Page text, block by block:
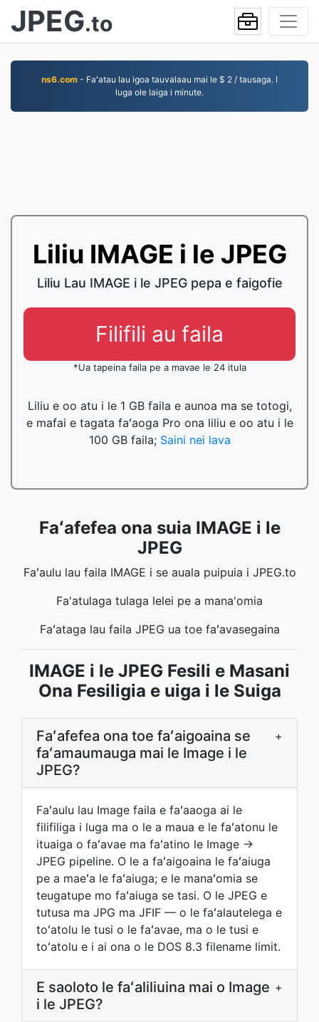
JPEG.to
ns6.com - Faʻatau lau igoa tauvalaau mai le $ 2 / tausaga. I
luga ole laiga i minute.
Liliu IMAGE i le JPEG
Liliu Lau IMAGE i le JPEG pepa e faigofie
Filifili au faila
*Ua tapeina faila pe a mavae le 24 itula
Liliu e oo atu i le 1 GB faila e aunoa ma se totogi,
e mafai e tagata faʻaoga Pro ona liliu e oo atu i le
100 GB faila; Saini nei lava
Faʻafefea ona suia IMAGE i le
JPEG
Faʻaulu lau faila IMAGE i se auala puipuia i JPEG.to
Fa'atulaga tulaga lelei pe a mana'omia
Faʻataga lau faila JPEG ua toe faʻavasegaina
IMAGE i le JPEG Fesili e Masani
Ona Fesiligia e uiga i le Suiga
Faʻafefea ona toe faʻaigoaina se
faʻamaumauga mai le Image i le
JPEG?
+
Faʻaulu lau Image faila e faʻaaoga ai le
filifiliga i luga ma o le a maua e le faʻatonu le
ituaiga o faʻavae ma faʻatino le Image →
JPEG pipeline. O le a faʻaigoaina le faʻaiuga
pe a maeʻa le faʻaiuga; e le manaʻomia se
teugatupe mo faʻaiuga se tasi. O le JPEG e
tutusa ma JPG ma JFIF — o le faʻalautelega e
toʻatolu le tusi o le faʻavae, ma o le tusi e
toʻatolu e i ai ona o le DOS 8.3 filename limit.
E saoloto le faʻaliliuina mai o Image
i le JPEG?
+